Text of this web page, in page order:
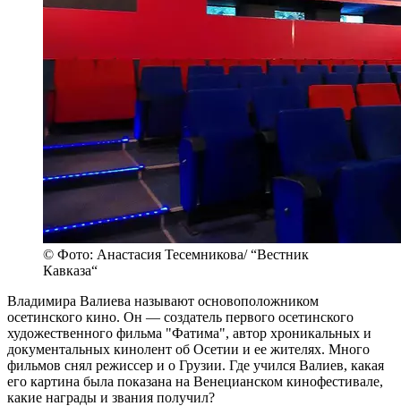
© Фото: Анастасия Тесемникова/ “Вестник
Кавказа“
Владимира Валиева называют основоположником
осетинского кино. Он — создатель первого осетинского
художественного фильма "Фатима", автор хроникальных и
документальных кинолент об Осетии и ее жителях. Много
фильмов снял режиссер и о Грузии. Где учился Валиев, какая
его картина была показана на Венецианском кинофестивале,
какие награды и звания получил?